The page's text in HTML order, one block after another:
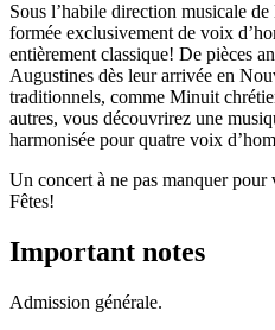
Sous l’habile direction musicale
formée exclusivement de voix
entièrement classique! De pièces
Augustines dès leur arrivée en
traditionnels, comme Minuit
autres, vous découvrirez une
harmonisée pour quatre voix
Un concert à ne pas manquer pour
Fêtes!
Important notes
Admission générale.